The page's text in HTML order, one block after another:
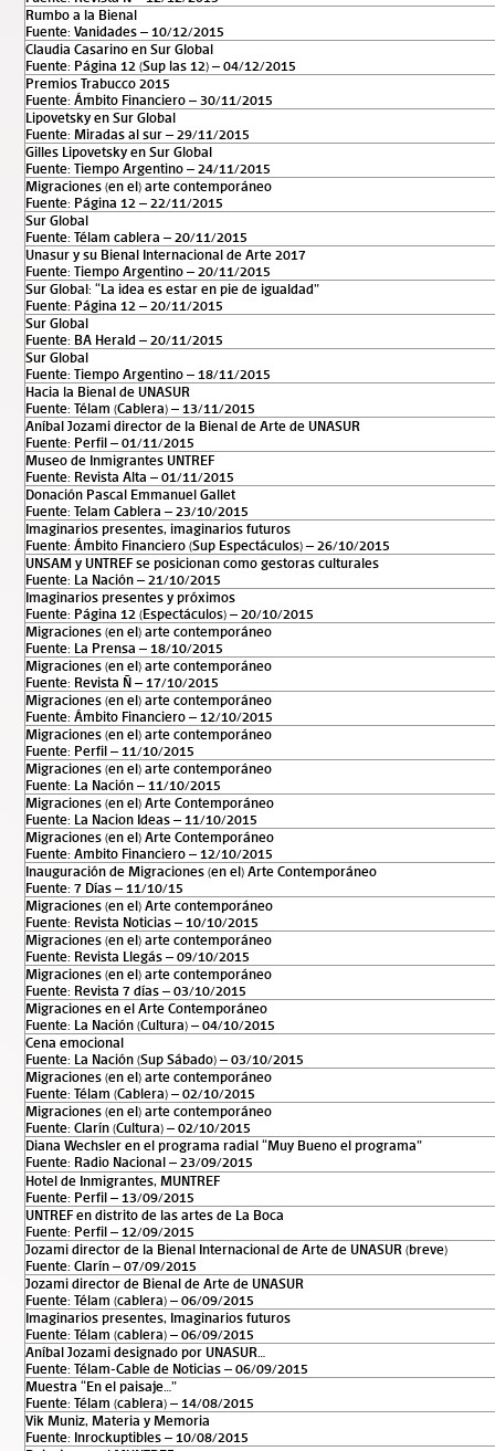
Rumbo a la Bienal
Fuente: Vanidades – 10/12/2015
Claudia Casarino en Sur Global
Fuente: Página 12 (Sup las 12) – 04/12/2015
Premios Trabucco 2015
Fuente: Ámbito Financiero – 30/11/2015
Lipovetsky en Sur Global
Fuente: Miradas al sur – 29/11/2015
Gilles Lipovetsky en Sur Global
Fuente: Tiempo Argentino – 24/11/2015
Migraciones (en el) arte contemporáneo
Fuente: Página 12 – 22/11/2015
Sur Global
Fuente: Télam cablera – 20/11/2015
Unasur y su Bienal Internacional de Arte 2017
Fuente: Tiempo Argentino – 20/11/2015
Sur Global: “La idea es estar en pie de igualdad”
Fuente: Página 12 – 20/11/2015
Sur Global
Fuente: BA Herald – 20/11/2015
Sur Global
Fuente: Tiempo Argentino – 18/11/2015
Hacia la Bienal de UNASUR
Fuente: Télam (Cablera) – 13/11/2015
Aníbal Jozami director de la Bienal de Arte de UNASUR
Fuente: Perfil – 01/11/2015
Museo de Inmigrantes UNTREF
Fuente: Revista Alta – 01/11/2015
Donación Pascal Emmanuel Gallet
Fuente: Telam Cablera – 23/10/2015
Imaginarios presentes, imaginarios futuros
Fuente: Ámbito Financiero (Sup Espectáculos) – 26/10/2015
UNSAM y UNTREF se posicionan como gestoras culturales
Fuente: La Nación – 21/10/2015
Imaginarios presentes y próximos
Fuente: Página 12 (Espectáculos) – 20/10/2015
Migraciones (en el) arte contemporáneo
Fuente: La Prensa – 18/10/2015
Migraciones (en el) arte contemporáneo
Fuente: Revista Ñ – 17/10/2015
Migraciones (en el) arte contemporáneo
Fuente: Ámbito Financiero – 12/10/2015
Migraciones (en el) arte contemporáneo
Fuente: Perfil – 11/10/2015
Migraciones (en el) arte contemporáneo
Fuente: La Nación – 11/10/2015
Migraciones (en el) Arte Contemporáneo
Fuente: La Nacion Ideas – 11/10/2015
Migraciones (en el) Arte Contemporáneo
Fuente: Ambito Financiero – 12/10/2015
Inauguración de Migraciones (en el) Arte Contemporáneo
Fuente: 7 Días – 11/10/15
Migraciones (en el) Arte contemporáneo
Fuente: Revista Noticias – 10/10/2015
Migraciones (en el) arte contemporáneo
Fuente: Revista Llegás – 09/10/2015
Migraciones (en el) arte contemporáneo
Fuente: Revista 7 días – 03/10/2015
Migraciones en el Arte Contemporáneo
Fuente: La Nación (Cultura) – 04/10/2015
Cena emocional
Fuente: La Nación (Sup Sábado) – 03/10/2015
Migraciones (en el) arte contemporáneo
Fuente: Télam (Cablera) – 02/10/2015
Migraciones (en el) arte contemporáneo
Fuente: Clarín (Cultura) – 02/10/2015
Diana Wechsler en el programa radial “Muy Bueno el programa”
Fuente: Radio Nacional – 23/09/2015
Hotel de Inmigrantes, MUNTREF
Fuente: Perfil – 13/09/2015
UNTREF en distrito de las artes de La Boca
Fuente: Perfil – 12/09/2015
Jozami director de la Bienal Internacional de Arte de UNASUR (breve)
Fuente: Clarín – 07/09/2015
Jozami director de Bienal de Arte de UNASUR
Fuente: Télam (cablera) – 06/09/2015
Imaginarios presentes, Imaginarios futuros
Fuente: Télam (cablera) – 06/09/2015
Aníbal Jozami designado por UNASUR…
Fuente: Télam-Cable de Noticias – 06/09/2015
Muestra “En el paisaje…”
Fuente: Télam (cablera) – 14/08/2015
Vik Muniz, Materia y Memoria
Fuente: Inrockuptibles – 10/08/2015